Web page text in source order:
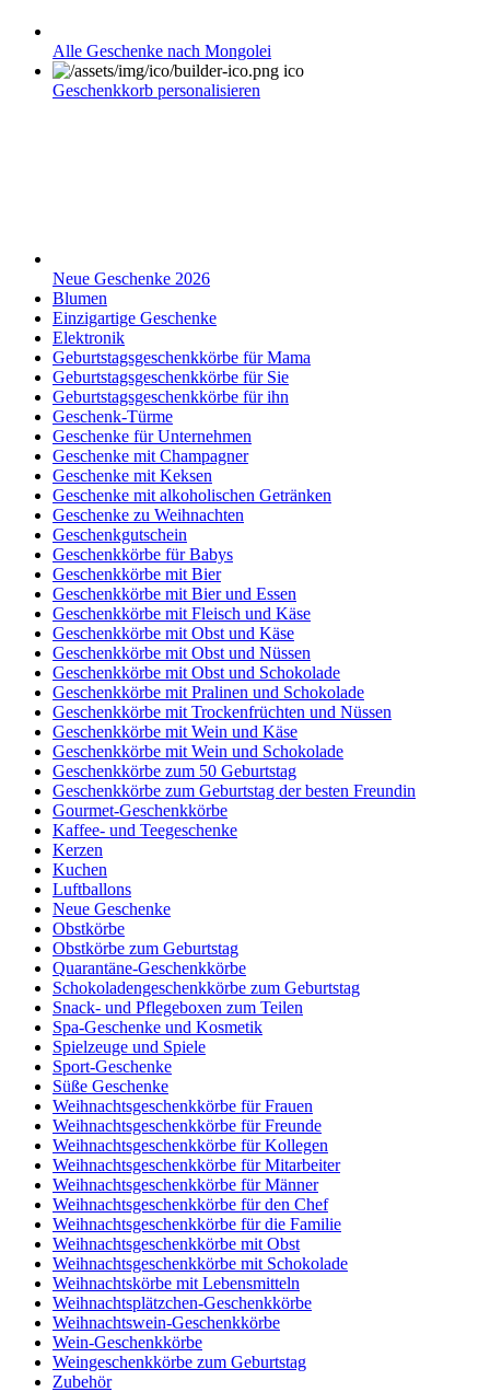
Alle Geschenke nach Mongolei
Geschenkkorb personalisieren
Neue Geschenke 2026
Blumen
Einzigartige Geschenke
Elektronik
Geburtstagsgeschenkkörbe für Mama
Geburtstagsgeschenkkörbe für Sie
Geburtstagsgeschenkkörbe für ihn
Geschenk-Türme
Geschenke für Unternehmen
Geschenke mit Champagner
Geschenke mit Keksen
Geschenke mit alkoholischen Getränken
Geschenke zu Weihnachten
Geschenkgutschein
Geschenkkörbe für Babys
Geschenkkörbe mit Bier
Geschenkkörbe mit Bier und Essen
Geschenkkörbe mit Fleisch und Käse
Geschenkkörbe mit Obst und Käse
Geschenkkörbe mit Obst und Nüssen
Geschenkkörbe mit Obst und Schokolade
Geschenkkörbe mit Pralinen und Schokolade
Geschenkkörbe mit Trockenfrüchten und Nüssen
Geschenkkörbe mit Wein und Käse
Geschenkkörbe mit Wein und Schokolade
Geschenkkörbe zum 50 Geburtstag
Geschenkkörbe zum Geburtstag der besten Freundin
Gourmet-Geschenkkörbe
Kaffee- und Teegeschenke
Kerzen
Kuchen
Luftballons
Neue Geschenke
Obstkörbe
Obstkörbe zum Geburtstag
Quarantäne-Geschenkkörbe
Schokoladengeschenkkörbe zum Geburtstag
Snack- und Pflegeboxen zum Teilen
Spa-Geschenke und Kosmetik
Spielzeuge und Spiele
Sport-Geschenke
Süße Geschenke
Weihnachtsgeschenkkörbe für Frauen
Weihnachtsgeschenkkörbe für Freunde
Weihnachtsgeschenkkörbe für Kollegen
Weihnachtsgeschenkkörbe für Mitarbeiter
Weihnachtsgeschenkkörbe für Männer
Weihnachtsgeschenkkörbe für den Chef
Weihnachtsgeschenkkörbe für die Familie
Weihnachtsgeschenkkörbe mit Obst
Weihnachtsgeschenkkörbe mit Schokolade
Weihnachtskörbe mit Lebensmitteln
Weihnachtsplätzchen-Geschenkkörbe
Weihnachtswein-Geschenkkörbe
Wein-Geschenkkörbe
Weingeschenkkörbe zum Geburtstag
Zubehör